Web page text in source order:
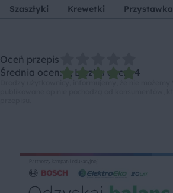
Szaszłyki Krewetki Przystawka
Oceń przepis
Średnia ocen: 5, Liczba ocen: 4